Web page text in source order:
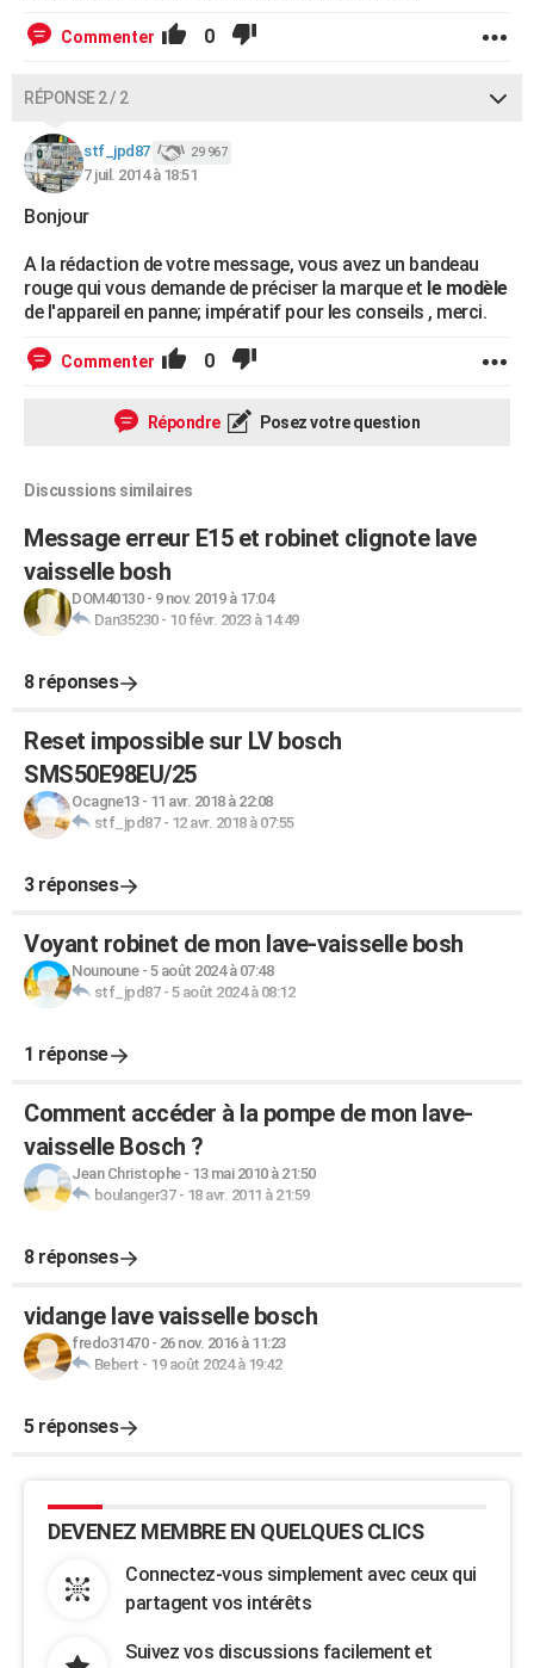
Commenter 0
RÉPONSE 2 / 2
stf_jpd87 29 967
7 juil. 2014 à 18:51
Bonjour
A la rédaction de votre message, vous avez un bandeau
rouge qui vous demande de préciser la marque et le modèle
de l'appareil en panne; impératif pour les conseils , merci.
Commenter 0
Répondre Posez votre question
Discussions similaires
Message erreur E15 et robinet clignote lave
vaisselle bosh
DOM40130- 9 nov. 2019 à 17:04
Dan35230- 10 févr. 2023 à 14:49
8 réponses
Reset impossible sur LV bosch
SMS50E98EU/25
Ocagne13- 11 avr. 2018 à 22:08
stf_jpd87- 12 avr. 2018 à 07:55
3 réponses
Voyant robinet de mon lave-vaisselle bosh
Nounoune- 5 août 2024 à 07:48
stf_jpd87- 5 août 2024 à 08:12
1 réponse
Comment accéder à la pompe de mon lave-
vaisselle Bosch ?
Jean Christophe- 13 mai 2010 à 21:50
boulanger37- 18 avr. 2011 à 21:59
8 réponses
vidange lave vaisselle bosch
fredo31470- 26 nov. 2016 à 11:23
Bebert - 19 août 2024 à 19:42
5 réponses
DEVENEZ MEMBRE EN QUELQUES CLICS
Connectez-vous simplement avec ceux qui
partagent vos intérêts
Suivez vos discussions facilement et